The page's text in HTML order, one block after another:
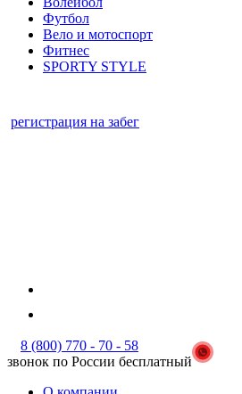
Футбол
Вело и мотоспорт
Фитнес
SPORTY STYLE
регистрация на забег
8 (800) 770 - 70 - 58
звонок по России бесплатный